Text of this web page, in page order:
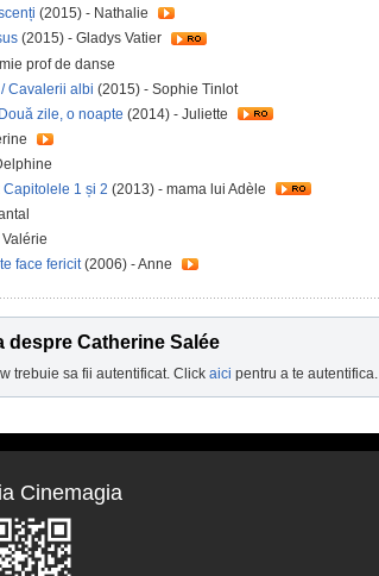
(2015) - Nathalie
(2015) - Gladys Vatier
prof de danse
Cavalerii albi (2015) - Sophie Tinlot
zile, o noapte (2014) - Juliette
Capitolele 1 și 2 (2013) - mama lui Adèle
face fericit(2006) - Anne
despre Catherine Salée
trebuie sa fii autentificat. Click aici pentru a te autentifica.
Cinemagia